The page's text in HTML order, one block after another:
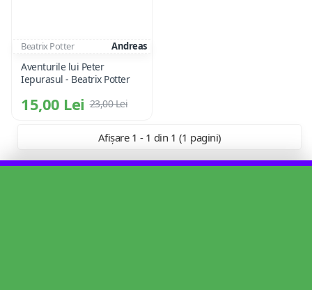
Beatrix Potter Andreas
Aventurile lui Peter
Iepurasul - Beatrix Potter
15,00 Lei 23,00 Lei
Afișare 1 - 1 din 1 (1 pagini)